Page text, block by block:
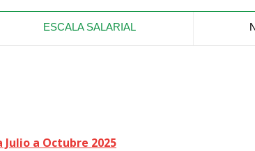
ESCALA SALARIAL
Julio a Octubre 2025